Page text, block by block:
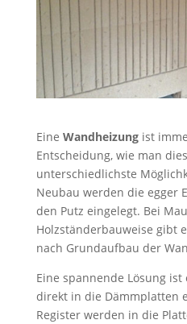
Eine Wandheizungist
Entscheidung, wie man
unterschiedlichste
Neubau werden die egger
den Putz eingelegt. Bei
Holzständerbauweise gibt
nach Grundaufbau der
Eine spannende Lösung ist
direkt in die Dämmplatten
Register werden in die